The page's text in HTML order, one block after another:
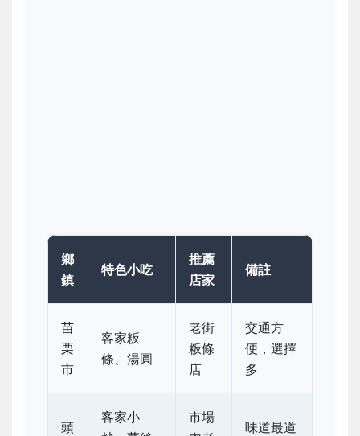
鄉
鎮
特色小吃
推薦
店家
備註
苗
栗
市
客家粄
條、湯圓
老街
粄條
店
交通方
便，選擇
多
頭
客家小
市場
味道最道